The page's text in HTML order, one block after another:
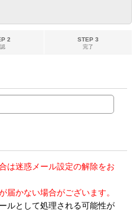
2
STEP 3
完了
は迷惑メール設定の解除をお
届かない場合がございます。
ルとして処理される可能性が